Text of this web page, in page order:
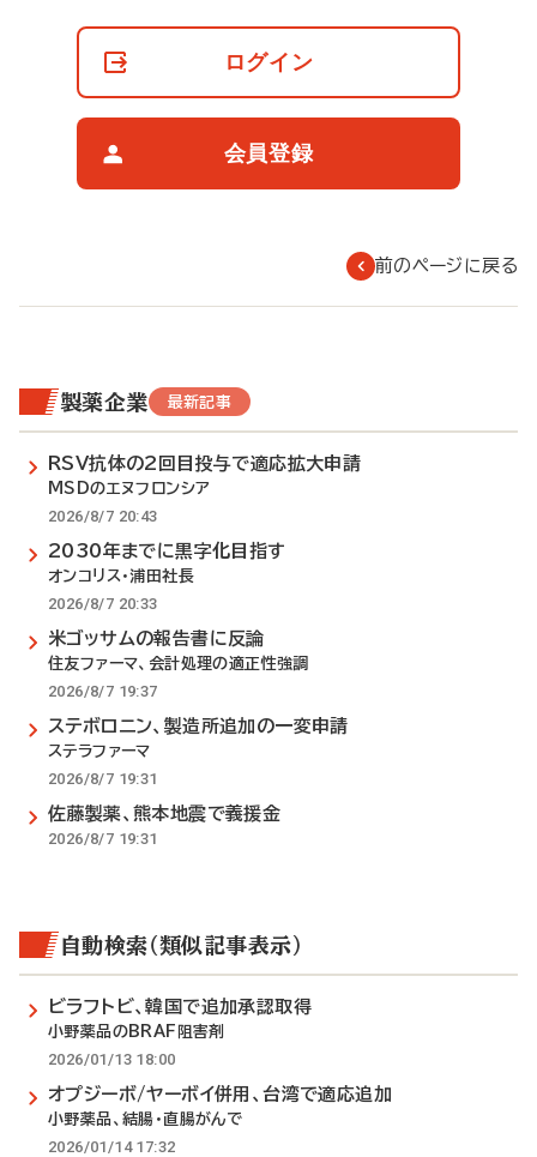
ログイン
会員登録
前のページに戻る
製薬企業 最新記事
RSV抗体の2回目投与で適応拡大申請
MSDのエヌフロンシア
2026/8/7 20:43
2030年までに黒字化目指す
オンコリス・浦田社長
2026/8/7 20:33
米ゴッサムの報告書に反論
住友ファーマ、会計処理の適正性強調
2026/8/7 19:37
ステボロニン、製造所追加の一変申請
ステラファーマ
2026/8/7 19:31
佐藤製薬、熊本地震で義援金
2026/8/7 19:31
自動検索（類似記事表示）
ビラフトビ、韓国で追加承認取得
小野薬品のBRAF阻害剤
2026/01/13 18:00
オプジーボ/ヤーボイ併用、台湾で適応追加
小野薬品、結腸・直腸がんで
2026/01/14 17:32